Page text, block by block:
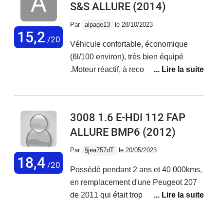
bien.Par contre : les feux de
(voir plus bas)Quel dommage pour un
bon véhicule !
15,2 /20
S&S ALLURE (2014)
Par alpage13 le 28/10/2023
Véhicule confortable, économique
(6l/100 environ), très bien équipé
.Moteur réactif, à recommander !
18,4/20
3008 1.6 E-HDI 112 FAP
ALLURE BMP6 (2012)
Par §jea757dT le 20/05/2023
Possédé pendant 2 ans et 40 000kms,
en remplacement d'une Peugeot 207
de 2011 qui était trop petite de coffre,